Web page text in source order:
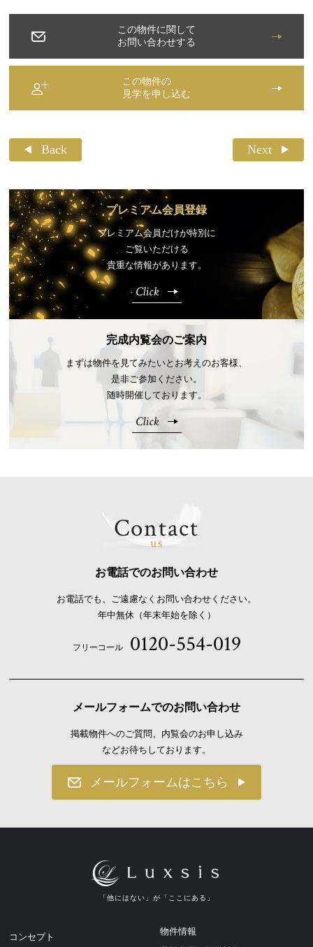
この物件に関して
お問い合わせする
この物件の
見学を申し込む
Back Next
プレミアム会員登録
プレミアム会員だけが特別に
ご覧いただける
貴重な情報があります。
Click
完成内覧会のご案内
まずは物件を見てみたいとお考えのお客様、
是非ご参加ください。
随時開催しております。
Click
Contact
us
お電話でのお問い合わせ
お電話でも、ご遠慮なくお問い合わせください。
年中無休（年末年始を除く）
フリーコール 0120-554-019
メールフォームでのお問い合わせ
掲載物件へのご質問、内覧会のお申し込み
などお待ちしております。
メールフォームはこちら
「他にはない」が「ここにある」
コンセプト
物件情報